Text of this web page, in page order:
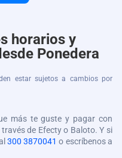
horarios y
Ponedera
estar sujetos a cambios por
más te guste y pagar con
de Efecty o Baloto. Y si
300 3870041 o escríbenos a